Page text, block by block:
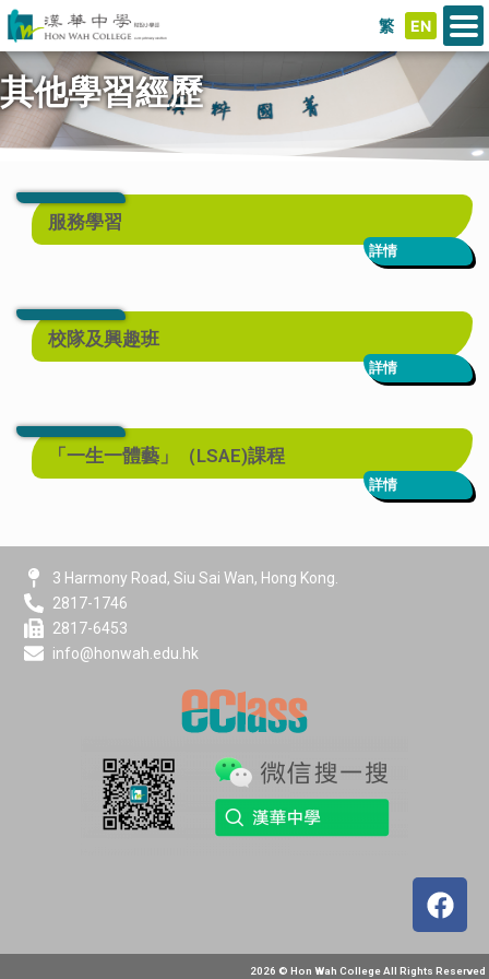
繁 EN
其他學習經歷
服務學習
詳情
校隊及興趣班
詳情
「一生一體藝」（LSAE)課程
詳情
3 Harmony Road, Siu Sai Wan, Hong Kong.
2817-1746
2817-6453
info@honwah.edu.hk
2026 © Hon Wah College All Rights Reserved